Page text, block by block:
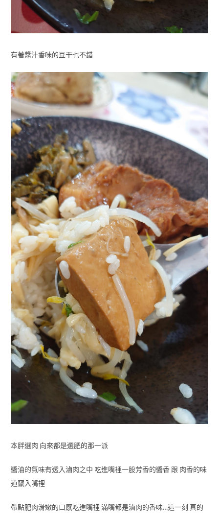
有著醬汁香味的豆干也不錯
本胖選肉 向來都是選肥的那一派
醬油的氣味有透入滷肉之中 吃進嘴裡一股芳香的醬香 跟 肉香的味
道竄入嘴裡
帶點肥肉滑嫩的口感吃進嘴裡 滿嘴都是滷肉的香味…這一刻 真的